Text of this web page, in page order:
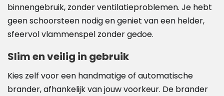
binnengebruik, zonder ventilatieproblemen. Je hebt
geen schoorsteen nodig en geniet van een helder,
sfeervol vlammenspel zonder gedoe.
Slim en veilig in gebruik
Kies zelf voor een handmatige of automatische
brander, afhankelijk van jouw voorkeur. De brander